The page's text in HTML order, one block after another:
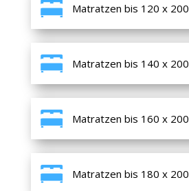
Matratzen bis 120 x 200
Matratzen bis 140 x 200
Matratzen bis 160 x 200
Matratzen bis 180 x 200